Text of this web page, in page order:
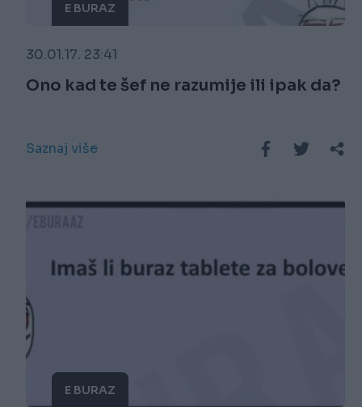
E BURAZ
30.01.17. 23:41
Ono kad te šef ne razumije ili ipak da?
Saznaj više
E BURAZ